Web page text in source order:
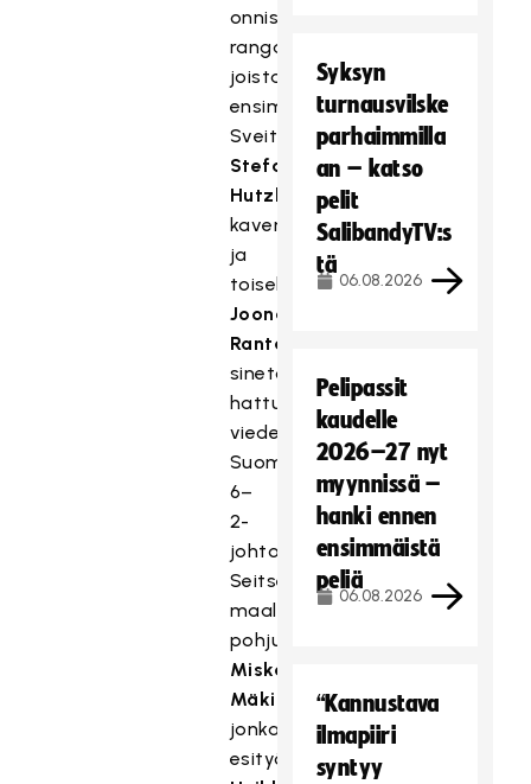
onnistunutta
rangaistuslaukausta,
joista
ensimmäisellä
Sveitsin
Stefan
Hutzli
kavensi
ja
toisella
Joona
Rantala
sinetöi
hattutemppunsa
vieden
Suomen
6–
2-
johtoon.
Seitsemännen
maalin
pohjusti
Miska
Mäkinen
jonka
esityöstä
Syksyn
turnausvilske
parhaimmilla
an – katso
pelit
SalibandyTV:s
tä
06.08.2026
Pelipassit
kaudelle
2026–27 nyt
myynnissä –
hanki ennen
ensimmäistä
peliä
06.08.2026
“Kannustava
ilmapiiri
syntyy